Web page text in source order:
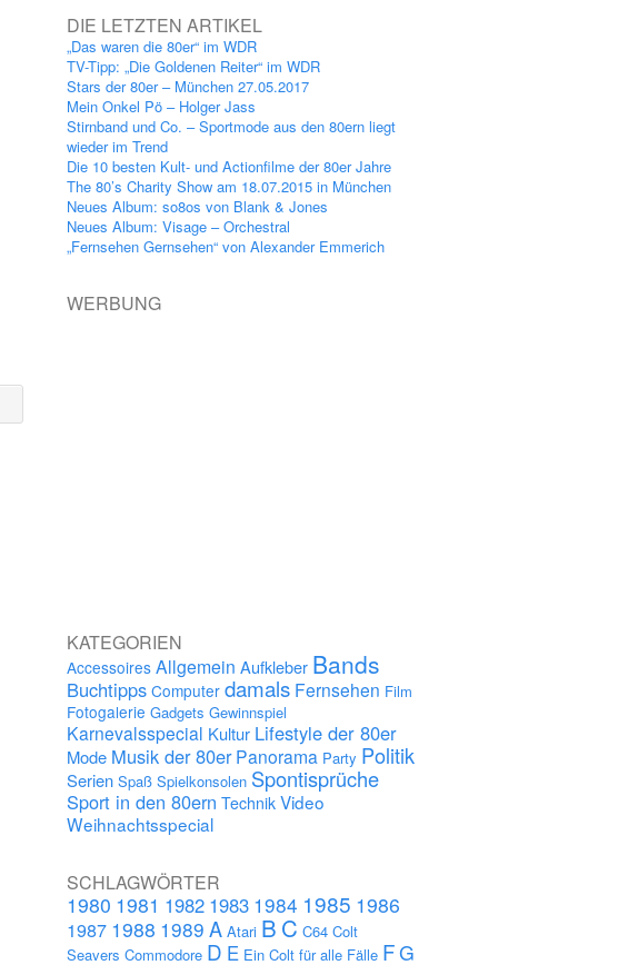
DIE LETZTEN ARTIKEL
„Das waren die 80er“ im WDR
TV-Tipp: „Die Goldenen Reiter“ im WDR
Stars der 80er – München 27.05.2017
Mein Onkel Pö – Holger Jass
Stirnband und Co. – Sportmode aus den 80ern liegt
wieder im Trend
Die 10 besten Kult- und Actionfilme der 80er Jahre
The 80’s Charity Show am 18.07.2015 in München
Neues Album: so8os von Blank & Jones
Neues Album: Visage – Orchestral
„Fernsehen Gernsehen“ von Alexander Emmerich
WERBUNG
KATEGORIEN
Accessoires Allgemein Aufkleber Bands
Buchtipps Computer damals Fernsehen Film
Fotogalerie Gadgets Gewinnspiel
Karnevalsspecial Kultur Lifestyle der 80er
Mode Musik der 80er Panorama Party Politik
Serien Spaß Spielkonsolen Spontisprüche
Sport in den 80ern Technik Video
Weihnachtsspecial
SCHLAGWÖRTER
1980 1981 1982 1983 1984 1985 1986
1987 1988 1989 A Atari B C C64 Colt
Seavers Commodore D E Ein Colt für alle Fälle FG